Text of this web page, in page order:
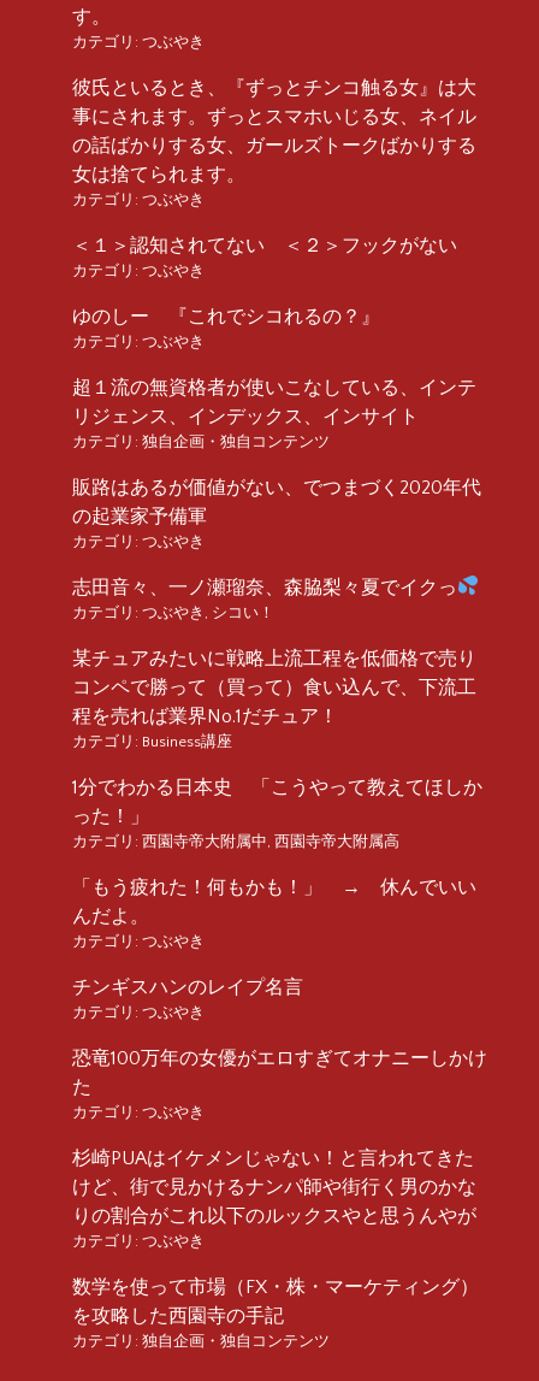
す。
カテゴリ: つぶやき
彼氏といるとき、『ずっとチンコ触る女』は大
事にされます。ずっとスマホいじる女、ネイル
の話ばかりする女、ガールズトークばかりする
女は捨てられます。
カテゴリ: つぶやき
＜１＞認知されてない ＜２＞フックがない
カテゴリ: つぶやき
ゆのしー 『これでシコれるの？』
カテゴリ: つぶやき
超１流の無資格者が使いこなしている、インテ
リジェンス、インデックス、インサイト
カテゴリ: 独自企画・独自コンテンツ
販路はあるが価値がない、でつまづく2020年代
の起業家予備軍
カテゴリ: つぶやき
志田音々、一ノ瀬瑠奈、森脇梨々夏でイクっ
カテゴリ: つぶやき シコい！
某チュアみたいに戦略上流工程を低価格で売り
コンペで勝って（買って）食い込んで、下流工
程を売れば業界No.1だチュア！
カテゴリ: Business講座
1分でわかる日本史 「こうやって教えてほしか
った！」
カテゴリ: 西園寺帝大附属中 西園寺帝大附属高
「もう疲れた！何もかも！」 → 休んでいい
んだよ。
カテゴリ: つぶやき
チンギスハンのレイプ名言
カテゴリ: つぶやき
恐竜100万年の女優がエロすぎてオナニーしかけ
た
カテゴリ: つぶやき
杉崎PUAはイケメンじゃない！と言われてきた
けど、街で見かけるナンパ師や街行く男のかな
りの割合がこれ以下のルックスやと思うんやが
カテゴリ: つぶやき
数学を使って市場（FX・株・マーケティング）
を攻略した西園寺の手記
カテゴリ: 独自企画・独自コンテンツ